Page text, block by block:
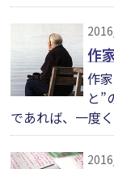
作
作
と”
であれば、一度